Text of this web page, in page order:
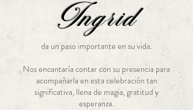
Ingrid
da un paso importante en su vida.
Nos encantaría contar con su presencia para
acompañarla en esta celebración tan
significativa, llena de magia, gratitud y
esperanza.